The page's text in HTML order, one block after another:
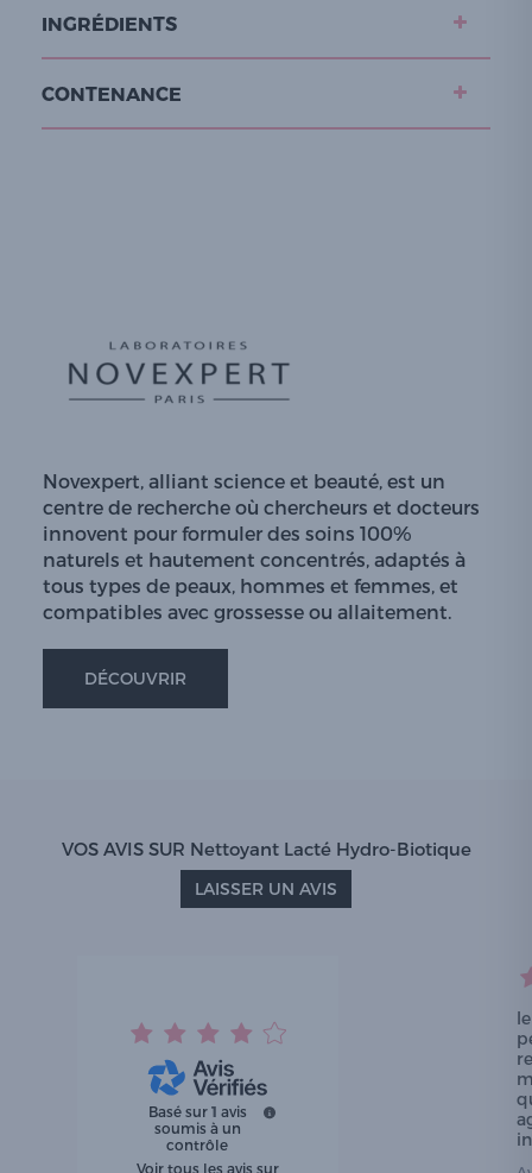
INGRÉDIENTS
CONTENANCE
Novexpert, alliant science et beauté, est un
centre de recherche où chercheurs et docteurs
innovent pour formuler des soins 100%
naturels et hautement concentrés, adaptés à
tous types de peaux, hommes et femmes, et
compatibles avec grossesse ou allaitement.
DÉCOUVRIR
VOS AVIS SUR Nettoyant Lacté Hydro-Biotique
LAISSER UN AVIS
Basé sur 1 avis
soumis à un
contrôle
Voir tous les avis sur